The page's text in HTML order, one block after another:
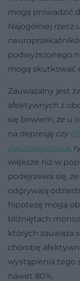
mogą prowadzić
Najogólniej rzecz
podwyższonego
mogą skutkować
Zauważalny jest
afektywnych z
się bowiem, że u
na depresję czy
dwubiegunową,
większe niż w
podejrzewa się,
odgrywają
hipotezę mogą
bliźniętach
których zauważa
chorobę
wystąpienia tego
nawet 80%.